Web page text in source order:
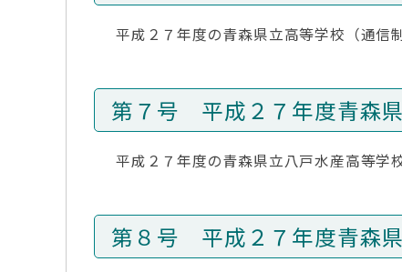
平成２７年度の青森県立高等学校（通信
第７号 平成２７年度青森
平成２７年度の青森県立八戸水産高等学
第８号 平成２７年度青森